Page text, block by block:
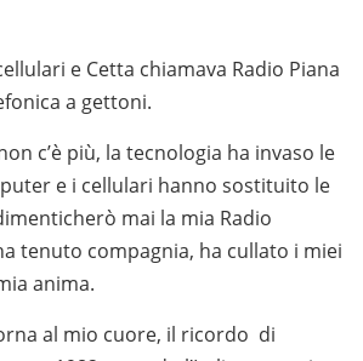
e Cetta chiamava Radio Piana
a gettoni.
c’è più, la tecnologia ha invaso le
e i cellulari hanno sostituito le
mai la mia Radio
tenuto compagnia, ha cullato i miei
anima.
al mio cuore, il ricordo di